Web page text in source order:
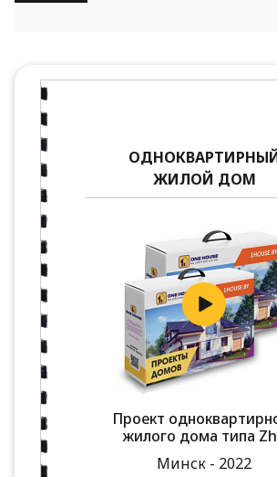
ЖИЛОЙ ДОМ
Проект
жилого дома типа
Минск - 2022